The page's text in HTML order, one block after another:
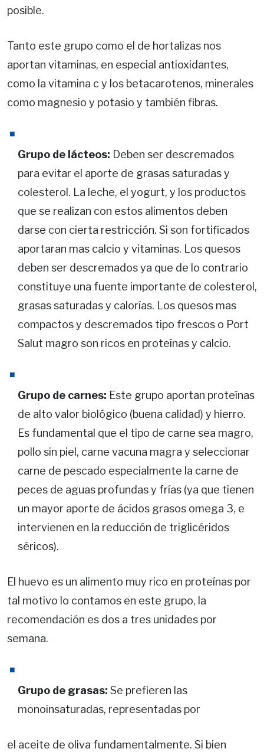
posible.
Tanto este grupo como el de hortalizas nos
aportan vitaminas, en especial antioxidantes,
como la vitamina c y los betacarotenos, minerales
como magnesio y potasio y también fibras.
Grupo de lácteos: Deben ser descremados
para evitar el aporte de grasas saturadas y
colesterol. La leche, el yogurt, y los productos
que se realizan con estos alimentos deben
darse con cierta restricción. Si son fortificados
aportaran mas calcio y vitaminas. Los quesos
deben ser descremados ya que de lo contrario
constituye una fuente importante de colesterol,
grasas saturadas y calorías. Los quesos mas
compactos y descremados tipo frescos o Port
Salut magro son ricos en proteínas y calcio.
Grupo de carnes: Este grupo aportan proteínas
de alto valor biológico (buena calidad) y hierro.
Es fundamental que el tipo de carne sea magro,
pollo sin piel, carne vacuna magra y seleccionar
carne de pescado especialmente la carne de
peces de aguas profundas y frías (ya que tienen
un mayor aporte de ácidos grasos omega 3, e
intervienen en la reducción de triglicéridos
séricos).
El huevo es un alimento muy rico en proteínas por
tal motivo lo contamos en este grupo, la
recomendación es dos a tres unidades por
semana.
Grupo de grasas: Se prefieren las
monoinsaturadas, representadas por
el aceite de oliva fundamentalmente. Si bien